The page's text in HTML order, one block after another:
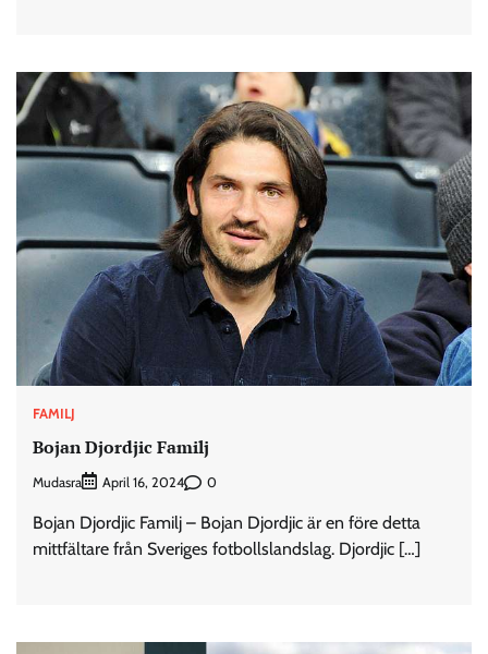
FAMILJ
Bojan Djordjic Familj
Mudasra April 16, 2024 0
Bojan Djordjic Familj – Bojan Djordjic är en före detta
mittfältare från Sveriges fotbollslandslag. Djordjic […]